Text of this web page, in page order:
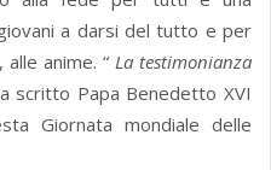
a darsi del tutto e per
anime. “ La testimonianza
scritto Papa Benedetto XVI
Giornata mondiale delle